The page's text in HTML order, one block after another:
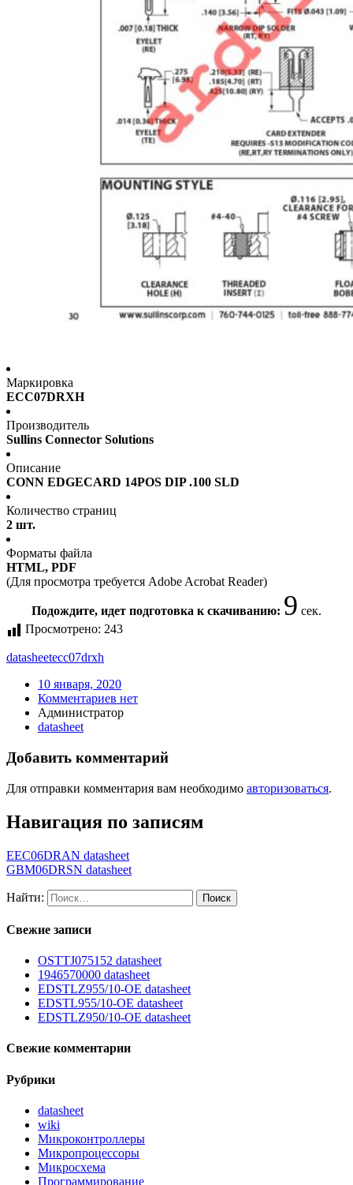
Маркировка
ECC07DRXH
Производитель
Sullins Connector Solutions
Описание
CONN EDGECARD 14POS DIP .100 SLD
Количество страниц
2 шт.
Форматы файла
HTML, PDF
(Для просмотра требуется Adobe Acrobat Reader)
Подождите, идет подготовка к скачиванию: 9 сек.
Просмотрено: 243
datasheetecc07drxh
10 января, 2020
Комментариев нет
Администратор
datasheet
Добавить комментарий
Для отправки комментария вам необходимо авторизоваться.
Навигация по записям
EEC06DRAN datasheet
GBM06DRSN datasheet
Найти:
Свежие записи
OSTTJ075152 datasheet
1946570000 datasheet
EDSTLZ955/10-OE datasheet
EDSTL955/10-OE datasheet
EDSTLZ950/10-OE datasheet
Свежие комментарии
Рубрики
datasheet
wiki
Микроконтроллеры
Микропроцессоры
Микросхема
Программирование